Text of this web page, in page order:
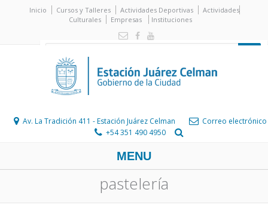
Inicio Cursos y Talleres Actividades Deportivas
Actividades
Culturales
Empresas Instituciones
Av. La Tradición 411 - Estación Juárez Celman
Correo electrónico
+54 351 490 4950
MENU
pastelería